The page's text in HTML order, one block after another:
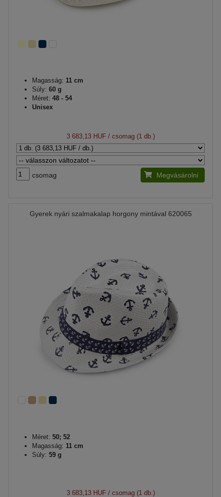
Magasság: 11 cm
Súly: 60 g
Méret: 48 - 54
Unisex
3 683,13 HUF/ csomag (1 db.)
csomag Megvásárolni
Gyerek nyári szalmakalap horgony mintával 620065
Méret: 50; 52
Magasság: 11 cm
Súly: 59 g
3 683,13 HUF/ csomag (1 db.)